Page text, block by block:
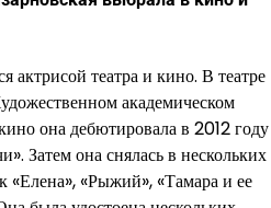
актрисой театра и кино. В театре
академическом
она дебютировала в 2012 году
Затем она снялась в нескольких
«Елена», «Рыжий», «Тамара и ее